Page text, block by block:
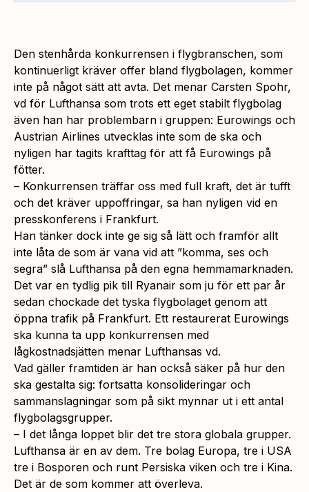
Den stenhårda konkurrensen i flygbranschen, som
kontinuerligt kräver offer bland flygbolagen, kommer
inte på något sätt att avta. Det menar Carsten Spohr,
vd för Lufthansa som trots ett eget stabilt flygbolag
även han har problembarn i gruppen: Eurowings och
Austrian Airlines utvecklas inte som de ska och
nyligen har tagits krafttag för att få Eurowings på
fötter.
– Konkurrensen träffar oss med full kraft, det är tufft
och det kräver uppoffringar, sa han nyligen vid en
presskonferens i Frankfurt.
Han tänker dock inte ge sig så lätt och framför allt
inte låta de som är vana vid att ”komma, ses och
segra” slå Lufthansa på den egna hemmamarknaden.
Det var en tydlig pik till Ryanair som ju för ett par år
sedan chockade det tyska flygbolaget genom att
öppna trafik på Frankfurt. Ett restaurerat Eurowings
ska kunna ta upp konkurrensen med
lågkostnadsjätten menar Lufthansas vd.
Vad gäller framtiden är han också säker på hur den
ska gestalta sig: fortsatta konsolideringar och
sammanslagningar som på sikt mynnar ut i ett antal
flygbolagsgrupper.
– I det långa loppet blir det tre stora globala grupper.
Lufthansa är en av dem. Tre bolag Europa, tre i USA
tre i Bosporen och runt Persiska viken och tre i Kina.
Det är de som kommer att överleva.